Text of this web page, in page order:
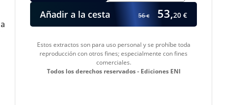
Añadir a la cesta 56€ 53,20 €
Estos extractos son para uso personal y se prohíbe toda
reproducción con otros fines; especialmente con fines
comerciales.
Todos los derechos reservados - Ediciones ENI